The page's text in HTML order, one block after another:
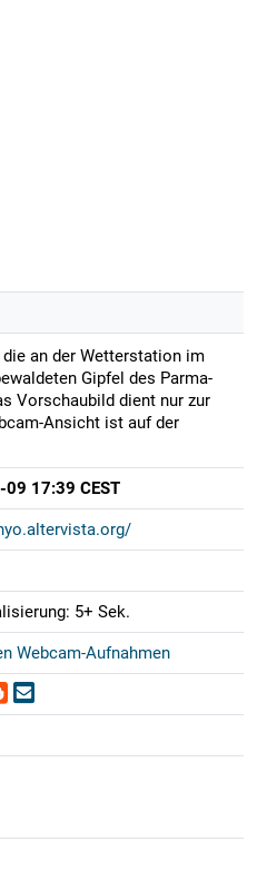
an der Wetterstation im
Gipfel des Parma-
Vorschaubild dient nur zur
Ansicht ist auf der
17:39 CEST
5+ Sek.
Webcam-Aufnahmen